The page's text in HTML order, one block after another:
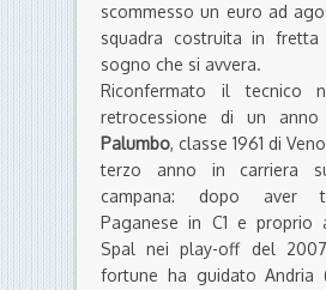
scommesso un euro ad
squadra costruita in
sogno che si avvera.
Riconfermato il tecnico
retrocessione di un anno
Palumbo, classe 1961 di
terzo anno in carriera
campana: dopo aver
Paganese in C1 e proprio
Spal nei play-off del
fortune ha guidato Andria